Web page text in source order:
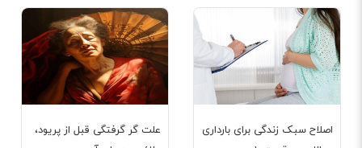
علت گر گرفتگی قبل از پریود،
اصلاح سبک زندگی برای بارداری